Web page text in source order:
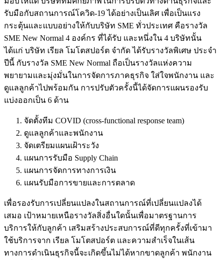
รับมือกับสถานการณ์โควิด-19 ได้อย่างเป็นเลิศ เพื่อเป็นแรง
กระตุ้นและแบบอย่างให้กับบริษัท SME ทั่วประเทศ คือรางวัล
SME New Normal 4 องค์กร ที่ได้รับ และหนึ่งใน 4 บริษัทนั้น
ได้แก่ บริษัท เรียล โมโตสปอร์ต จำกัด ได้รับรางวัลพิเศษ ประจำ
ปีนี้ กับรางวัล SME New Normal ถือเป็นรางวัลแห่งความ
พยายามและมุ่งมั่นในการจัดการภาคธุรกิจ ใส่ใจพนักงาน และ
ดูแลลูกค้าไปพร้อมกัน การปรับตัวครั้งนี้ได้จัดการแผนรองรับ
แบ่งออกเป็น 6 ด้าน
จัดตั้งทีม COVID (cross-functional response team)
ดูแลลูกค้าและพนักงาน
จัดเตรียมแผนเฝ้าระวัง
แผนการรับมือ Supply Chain
แผนการจัดการทางการเงิน
แผนรับมือการขายและการตลาด
เพื่อรองรับการเปลี่ยนแปลงในสถานการณ์ที่เปลี่ยนแปลงได้
เสมอ เป้าหมายเหนือรางวัลสิ่งอื่นใดนั้นเพื่อมาตรฐานการ
บริการให้กับลูกค้า เสริมสร้างประสบการณ์ที่ดีทุกครั้งที่เข้ามา
ใช้บริการจาก เรียล โมโตสปอร์ต และความสำเร็จในเส้น
ทางการดำเนินธุรกิจนี้จะเกิดขึ้นไม่ได้หากขาดลูกค้า พนักงาน